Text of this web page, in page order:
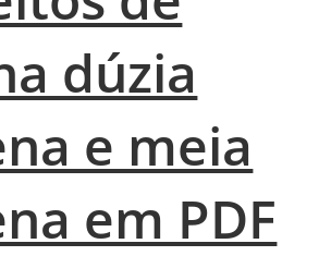
dúzia
e meia
em PDF